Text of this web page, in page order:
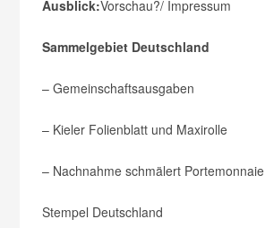
Ausblick:Vorschau?/ Impressum
Sammelgebiet Deutschland
– Gemeinschaftsausgaben
– Kieler Folienblatt und Maxirolle
– Nachnahme schmälert Portemonnaie
Stempel Deutschland